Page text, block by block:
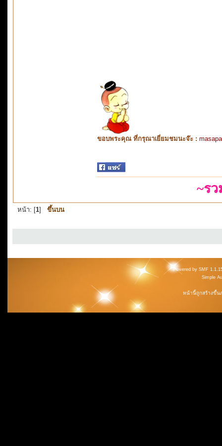
ขอบพระคุณ ที่กรุณาเยี่ยมชมนะจ๊ะ :
~ร
หน้า: [1] ขึ้นบน
Powered by SMF
Simple
หน้านี้ถูกสร้างขึ้น